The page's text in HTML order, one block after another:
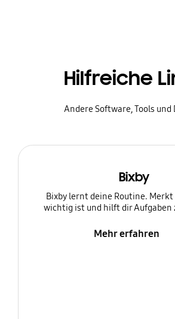
Hilfreiche
Andere Software, Tools und
Bixby
Bixby lernt deine Routine. Merkt
wichtig ist und hilft dir Aufgaben
Mehr erfahren